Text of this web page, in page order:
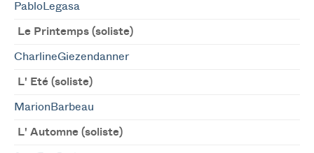
PabloLegasa
Le Printemps (soliste)
CharlineGiezendanner
L' Eté (soliste)
MarionBarbeau
L' Automne (soliste)